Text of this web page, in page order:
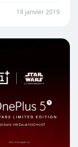
19 janvier 2019